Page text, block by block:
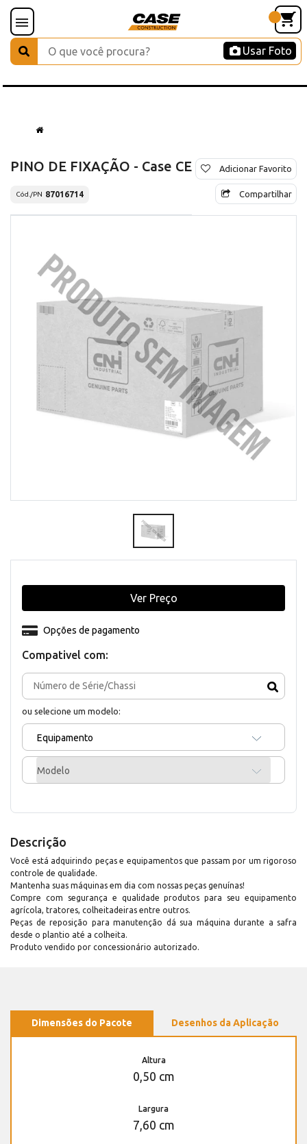
Usar Foto
PINO DE FIXAÇÃO - Case CE
Cód./PN 87016714
Adicionar Favorito
Compartilhar
Compativel com:
ou selecione um modelo:
Equipamento
Modelo
Opções de pagamento
Ver Preço
Descrição
Você está adquirindo peças e equipamentos que passam por um rigoroso
controle de qualidade.
Mantenha suas máquinas em dia com nossas peças genuínas!
Compre com segurança e qualidade produtos para seu equipamento
agrícola, tratores, colheitadeiras entre outros.
Peças de reposição para manutenção dá sua máquina durante a safra
desde o plantio até a colheita.
Produto vendido por concessionário autorizado.
Dimensões do Pacote Desenhos da Aplicação
Altura
0,50 cm
Largura
7,60 cm